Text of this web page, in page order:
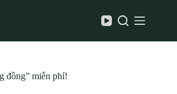
đồng” miễn phí!